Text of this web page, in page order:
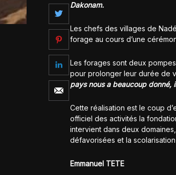
Dakonam.
Les chefs des villages de
forage au cours d’une
Les forages sont deux
pour prolonger leur durée de
pays nous a beaucoup donné,
Cette réalisation est le coup
officiel des activités la
intervient dans deux
défavorisées et la
Emmanuel TETE